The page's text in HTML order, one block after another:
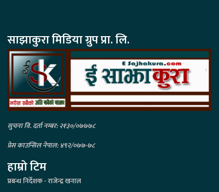
साझाकुरा मिडिया ग्रुप प्रा. लि.
सुचना वि. दर्ता नम्बर: २१३०/०७७७८
प्रेस काउन्सिल नेपाल: ४९२/०७७-७८
हाम्रो टिम
प्रबन्ध निर्देशक - राजेन्द्र खनाल